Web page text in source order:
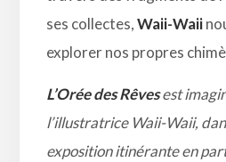
ses collectes,Waii-Waii
explorer nos propres
L’Orée des Rêvesest
l’illustratrice Waii-Waii,
exposition itinérante en